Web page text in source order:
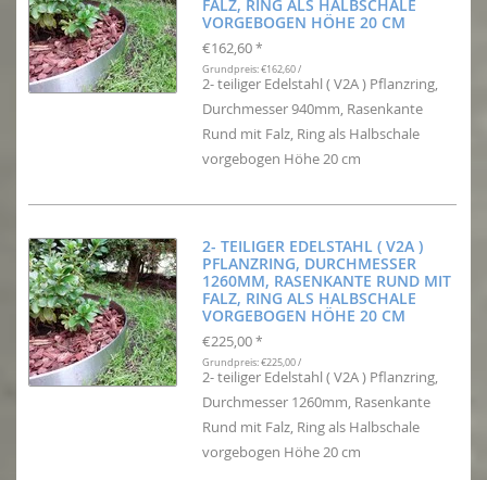
FALZ, RING ALS HALBSCHALE
VORGEBOGEN HÖHE 20 CM
€162,60 *
Grundpreis: €162,60 /
2- teiliger Edelstahl ( V2A ) Pflanzring,
Durchmesser 940mm, Rasenkante
Rund mit Falz, Ring als Halbschale
vorgebogen Höhe 20 cm
2- TEILIGER EDELSTAHL ( V2A )
PFLANZRING, DURCHMESSER
1260MM, RASENKANTE RUND MIT
FALZ, RING ALS HALBSCHALE
VORGEBOGEN HÖHE 20 CM
€225,00 *
Grundpreis: €225,00 /
2- teiliger Edelstahl ( V2A ) Pflanzring,
Durchmesser 1260mm, Rasenkante
Rund mit Falz, Ring als Halbschale
vorgebogen Höhe 20 cm